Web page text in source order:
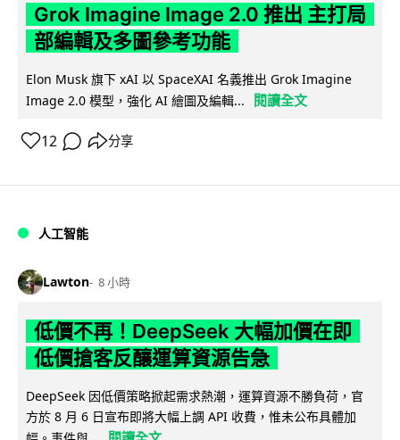
Grok Imagine Image 2.0 推出 主打局
部編輯及多圖參考功能
Elon Musk 旗下 xAI 以 SpaceXAI 名義推出 Grok Imagine
Image 2.0 模型，強化 AI 繪圖及編輯...
閱讀全文
12 分享
人工智能
Lawton 8 小時
低價不再！DeepSeek 大幅加價在即
低價搶客反釀運算資源告急
DeepSeek 因低價策略掀起需求熱潮，運算資源不勝負荷，官
方於 8 月 6 日宣布即將大幅上調 API 收費，惟未公布具體加